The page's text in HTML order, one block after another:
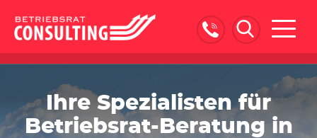
Ihre Spezialisten für
Betriebsrat-Beratung in